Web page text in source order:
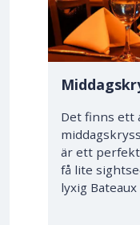
Det finns ett
är ett
få lite
lyxig